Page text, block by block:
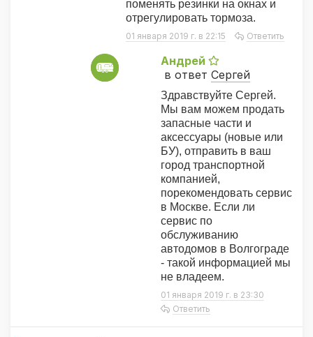
поменять резинки на окнах и
отрегулировать тормоза.
01 января 2019 г. в 22:15 Ответить
А
Андрей
в ответ Сергей
Здравствуйте Сергей.
Мы вам можем продать
запасные части и
аксессуары (новые или
БУ), отправить в ваш
город транспортной
компанией,
порекомендовать сервис
в Москве. Если ли
сервис по
обслуживанию
автодомов в Волгограде
- такой информацией мы
не владеем.
01 января 2019 г. в 23:30
Ответить